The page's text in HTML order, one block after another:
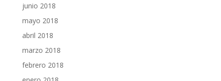
junio 2018
mayo 2018
abril 2018
marzo 2018
febrero 2018